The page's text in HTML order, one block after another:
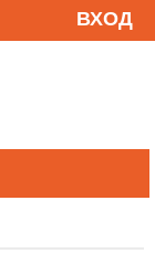
ВХОД